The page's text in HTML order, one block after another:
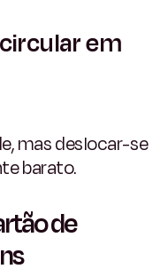
em
mas deslocar-se
barato.
de